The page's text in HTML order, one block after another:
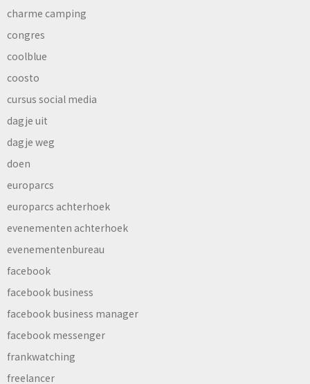
charme camping
congres
coolblue
coosto
cursus social media
dagje uit
dagje weg
doen
europarcs
europarcs achterhoek
evenementen achterhoek
evenementenbureau
facebook
facebook business
facebook business manager
facebook messenger
frankwatching
freelancer